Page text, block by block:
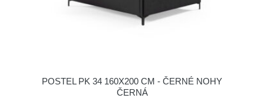
POSTEL PK 34 160X200 CM - ČERNÉ NOHY
ČERNÁ